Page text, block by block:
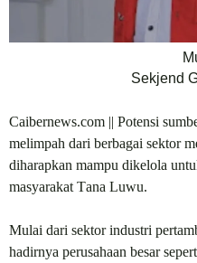
Sekjend
Caibernews.com || Potensi
melimpah dari berbagai sektor
diharapkan mampu dikelola
masyarakat Tana Luwu.
Mulai dari sektor industri
hadirnya perusahaan besar